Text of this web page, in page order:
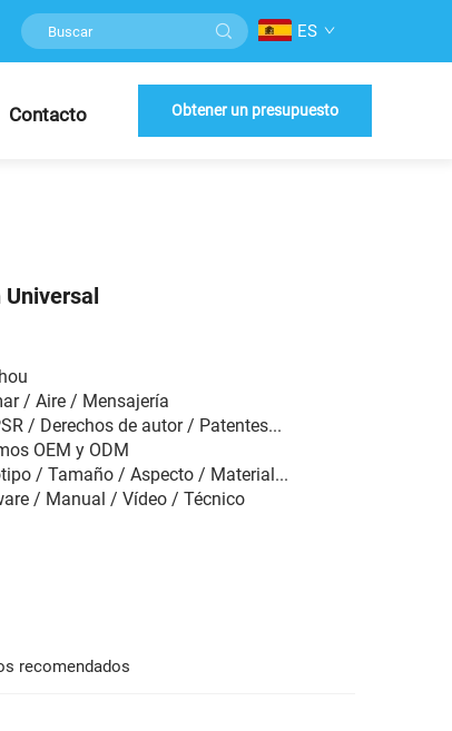
ES
Contacto Obtener un presupuesto
Universal
/ Aire / Mensajería
/ Derechos de autor / Patentes...
OEM y ODM
/ Tamaño / Aspecto / Material...
/ Manual / Vídeo / Técnico
recomendados